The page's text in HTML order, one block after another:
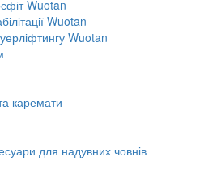
Wuotan
Wuotan
Wuotan
каремати
для надувних човнів